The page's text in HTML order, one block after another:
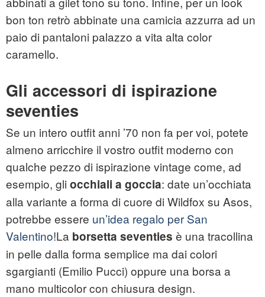
bon ton retrò abbinate una camicia azzurra ad un
paio di pantaloni palazzo a vita alta color
caramello.
Gli accessori di ispirazione
seventies
Se un intero outfit anni ’70 non fa per voi, potete
almeno arricchire il vostro outfit moderno con
qualche pezzo di ispirazione vintage come, ad
esempio, gli occhiali a goccia: date un’occhiata
alla variante a forma di cuore di Wildfox su Asos,
potrebbe essere un’idea regalo per San
Valentino!La borsetta seventies è una tracollina
in pelle dalla forma semplice ma dai colori
sgargianti (Emilio Pucci) oppure una borsa a
mano multicolor con chiusura design.